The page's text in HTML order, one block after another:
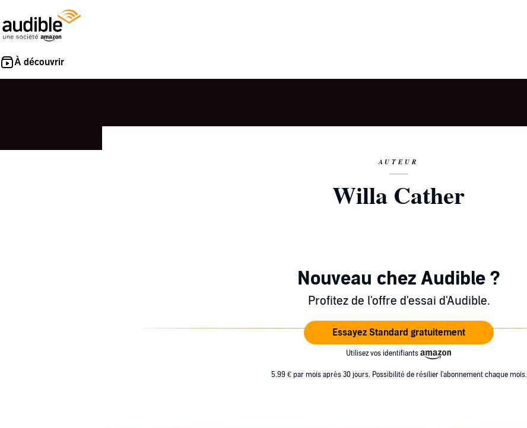
AUTEUR
Willa Cather
Nouveau chez Audible ?
Profitez de l'offre d'essai d'Audible.
Essayez Standard gratuitement
Utilisez vos identifiants
5,99 € par mois après 30 jours. Possibilité de résilier l'abonnement chaque mois.